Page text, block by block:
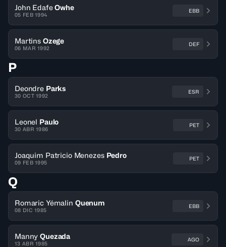
John Edafe Owhe
05 FEB 1994
EBB
Martins Ozege
06 MAR 1992
DEF
P
Deondre Parks
30 OCT 1992
ESR
Leonel Paulo
30 ABR 1986
PET
Joaquim Patricio Menezes Pedro
09 FEB 1995
PET
Q
Romaric Yémalin Quenum
08 DIC 1985
EBB
Manny Quezada
13 ABR 1985
AGO